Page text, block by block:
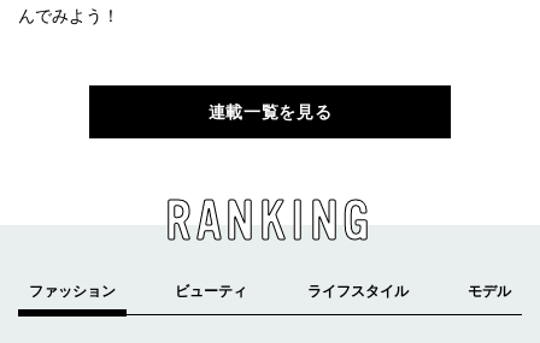
んでみよう！
連載一覧を見る
RANKING